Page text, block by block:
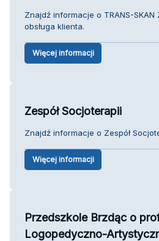
Znajdź informacje o TRANS-SKAN
obsługa klienta.
Więcej informacji
Zespół Socjoterapii
Znajdź informacje o Zespół
Więcej informacji
Przedszkole Brzdąc o
Logopedyczno-